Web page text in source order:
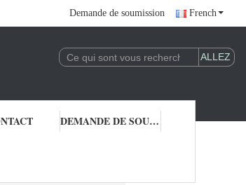
Demande de soumission French
DEMANDE DE SOUMISSION